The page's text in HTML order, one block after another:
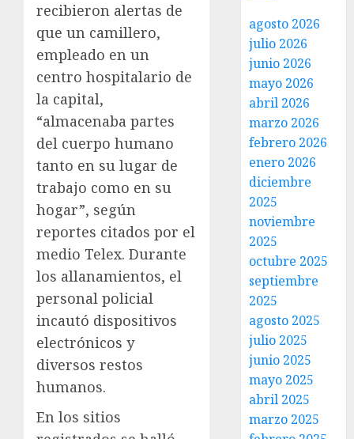
recibieron alertas de
que un camillero,
empleado en un
centro hospitalario de
la capital,
“almacenaba partes
del cuerpo humano
tanto en su lugar de
trabajo como en su
hogar”, según
reportes citados por el
medio Telex. Durante
los allanamientos, el
personal policial
incautó dispositivos
electrónicos y
diversos restos
humanos.
En los sitios
agosto 2026
julio 2026
junio 2026
mayo 2026
abril 2026
marzo 2026
febrero 2026
enero 2026
diciembre
2025
noviembre
2025
octubre 2025
septiembre
2025
agosto 2025
julio 2025
junio 2025
mayo 2025
abril 2025
marzo 2025